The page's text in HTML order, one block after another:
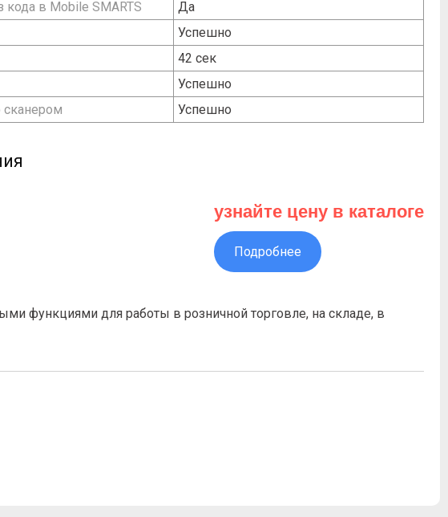
в Mobile SMARTS
Да
Успешно
42 сек
Успешно
сканером Успешно
узнайте цену в каталоге
Подробнее
функциями для работы в розничной торговле, на складе, в